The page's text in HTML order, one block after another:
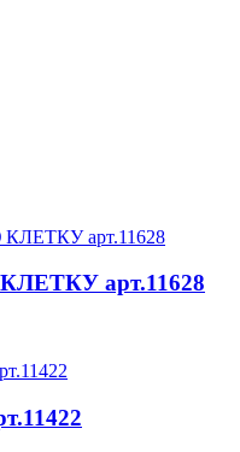
КЛЕТКУ арт.11628